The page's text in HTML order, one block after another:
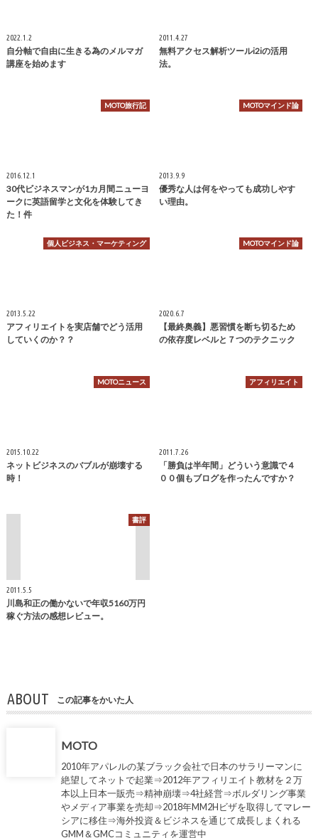
2022.1.2
自分軸で自由に生きる為のメルマガ
講座を始めます
2011.4.27
無料アクセス解析ツールi2iの活用
法。
MOTO旅行記
2016.12.1
30代ビジネスマンが1カ月間ニューヨ
ークに英語留学と文化を体験してき
た！件
MOTOマインド論
2013.9.9
優秀な人は何をやっても成功しやす
い理由。
個人ビジネス・マーケティング
2013.5.22
アフィリエイトを実店舗でどう活用
していくのか？？
MOTOマインド論
2020.6.7
【最終奥義】悪習慣を断ち切るため
の依存度レベルと７つのテクニック
MOTOニュース
2015.10.22
ネットビジネスのバブルが崩壊する
時！
アフィリエイト
2011.7.26
「勝負は半年間」どういう意識で４
００個もブログを作ったんですか？
書評
2011.5.5
川島和正の働かないで年収5160万円
稼ぐ方法の感想レビュー。
ABOUT この記事をかいた人
MOTO
2010年アパレルの某ブラック会社で日本のサラリーマンに
絶望してネットで起業⇒2012年アフィリエイト教材を２万
本以上日本一販売⇒精神崩壊⇒4社経営⇒ボルダリング事業
やメディア事業を売却⇒2018年MM2Hビザを取得してマレー
シアに移住⇒海外投資＆ビジネスを通じて成長しまくれる
GMM＆GMCコミュニティを運営中